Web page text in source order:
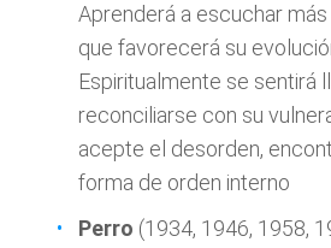
Aprenderá a escuchar
que favorecerá su
Espiritualmente se sentirá
reconciliarse con su
acepte el desorden,
forma de orden interno
Perro (1934, 1946, 1958,